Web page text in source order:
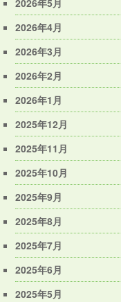
2026年5月
2026年4月
2026年3月
2026年2月
2026年1月
2025年12月
2025年11月
2025年10月
2025年9月
2025年8月
2025年7月
2025年6月
2025年5月